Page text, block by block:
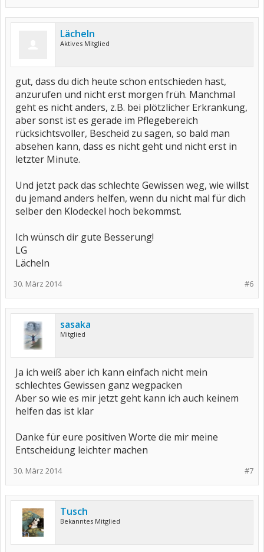
Lächeln
Aktives Mitglied
gut, dass du dich heute schon entschieden hast,
anzurufen und nicht erst morgen früh. Manchmal
geht es nicht anders, z.B. bei plötzlicher Erkrankung,
aber sonst ist es gerade im Pflegebereich
rücksichtsvoller, Bescheid zu sagen, so bald man
absehen kann, dass es nicht geht und nicht erst in
letzter Minute.
Und jetzt pack das schlechte Gewissen weg, wie willst
du jemand anders helfen, wenn du nicht mal für dich
selber den Klodeckel hoch bekommst.
Ich wünsch dir gute Besserung!
LG
Lächeln
#6
30. März 2014
sasaka
Mitglied
Ja ich weiß aber ich kann einfach nicht mein
schlechtes Gewissen ganz wegpacken
Aber so wie es mir jetzt geht kann ich auch keinem
helfen das ist klar
Danke für eure positiven Worte die mir meine
Entscheidung leichter machen
#7
30. März 2014
Tusch
Bekanntes Mitglied